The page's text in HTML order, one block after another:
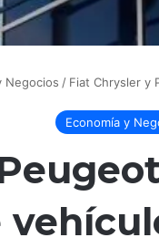
Negocios / Fiat Chrysler y
Economía y